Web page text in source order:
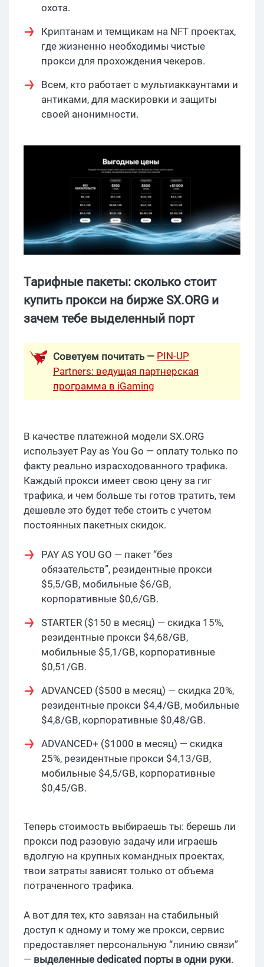
охота.
Криптанам и темщикам на NFT проектах,
где жизненно необходимы чистые
прокси для прохождения чекеров.
Всем, кто работает с мультиаккаунтами и
антиками, для маскировки и защиты
своей анонимности.
Тарифные пакеты: сколько стоит
купить прокси на бирже SX.ORG и
зачем тебе выделенный порт
Советуем почитать — PIN-UP
Partners: ведущая партнерская
программа в iGaming
В качестве платежной модели SX.ORG
использует Pay as You Go — оплату только по
факту реально израсходованного трафика.
Каждый прокси имеет свою цену за гиг
трафика, и чем больше ты готов тратить, тем
дешевле это будет тебе стоить с учетом
постоянных пакетных скидок.
PAY AS YOU GO — пакет “без
обязательств”, резидентные прокси
$5,5/GB, мобильные $6/GB,
корпоративные $0,6/GB.
STARTER ($150 в месяц) — скидка 15%,
резидентные прокси $4,68/GB,
мобильные $5,1/GB, корпоративные
$0,51/GB.
ADVANCED ($500 в месяц) — скидка 20%,
резидентные прокси $4,4/GB, мобильные
$4,8/GB, корпоративные $0,48/GB.
ADVANCED+ ($1000 в месяц) — скидка
25%, резидентные прокси $4,13/GB,
мобильные $4,5/GB, корпоративные
$0,45/GB.
Теперь стоимость выбираешь ты: берешь ли
прокси под разовую задачу или играешь
вдолгую на крупных командных проектах,
твои затраты зависят только от объема
потраченного трафика.
А вот для тех, кто завязан на стабильный
доступ к одному и тому же прокси, сервис
предоставляет персональную “линию связи”
— выделенные dedicated порты в одни руки.